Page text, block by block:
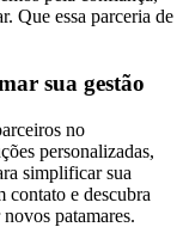
Que essa parceria de
sua gestão
no
personalizadas,
simplificar sua
contato e descubra
patamares.